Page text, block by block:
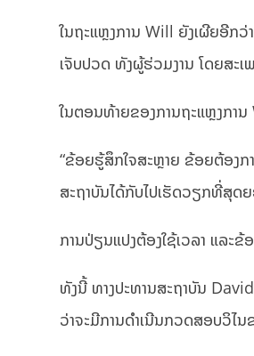
ໃນຖະແຫຼງການ Will ຍັງເຜີຍອີກວ່
ເຈັບປວດ ທັງຜູ້ຮ່ວມງານ ໂດຍສະ
ໃນຕອນທ້າຍຂອງການຖະແຫຼງການ
“ຂ້ອຍຮູ້ສຶກໃຈສະຫຼາຍ ຂ້ອຍຕ້ອງກ
ສະຖາບັນໄດ້ກັບໄປເຮັດວຽກທີ່ສຸດ
ການປ່ຽນແປງຕ້ອງໃຊ້ເວລາ ແລ
ທັງນີ້ ທາງປະທານສະຖາບັນ
ວ່າຈະມີການດຳເນີນກວດສອບວິໄ